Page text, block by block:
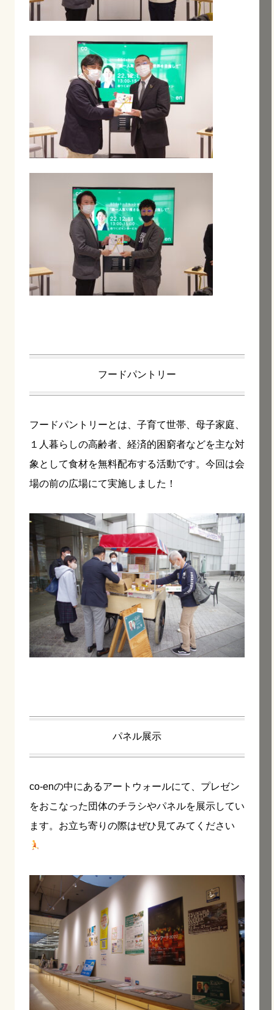
フードパントリー
フードパントリーとは、子育て世帯、母子家庭、
１人暮らしの高齢者、経済的困窮者などを主な対
象として食材を無料配布する活動です。今回は会
場の前の広場にて実施しました！
パネル展示
co-enの中にあるアートウォールにて、プレゼン
をおこなった団体のチラシやパネルを展示してい
ます。お立ち寄りの際はぜひ見てみてください